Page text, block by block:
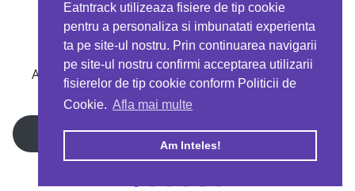
Eatntrack utilizeaza fisiere de tip cookie
pentru a personaliza si imbunatati experienta
ta pe site-ul nostru. Prin continuarea navigarii
pe site-ul nostru confirmi acceptarea utilizarii
fisierelor de tip cookie conform Politicii de
Cookie. Afla mai multe
Am Inteles!
Copyright © 2026 EAT & TRACK S.R.L
MYPROTEIN
Ai 40%reducere la orice comandă folosind codul
EATTRACK
Profită acum